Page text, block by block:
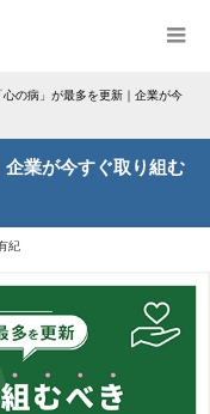
の病」が最多を更新｜企業が今
業が今すぐ取り組む
紀